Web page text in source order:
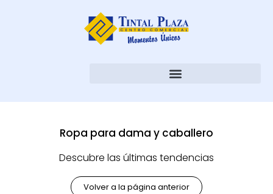
Ropa para dama y caballero
Descubre las últimas tendencias
Volver a la página anterior